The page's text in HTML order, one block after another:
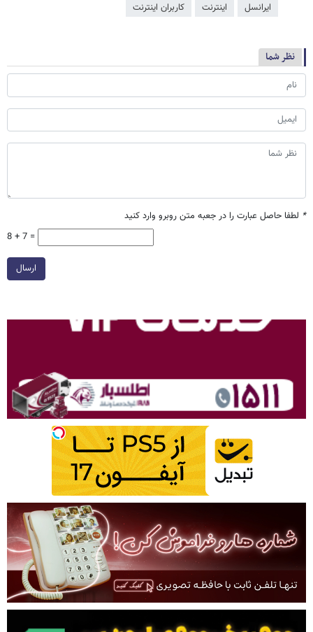
ایرانسل اینترنت کاربران اینترنت
نظر شما
* لطفا حاصل عبارت را در جعبه متن روبرو وارد کنید
8 + 7 =
ارسال